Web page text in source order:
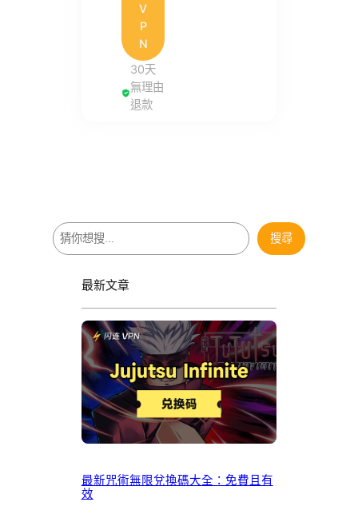
V
P
N
30天
無理由
退款
搜
尋
搜尋
最新文章
最新咒術無限兌換碼大全：免費且有
效